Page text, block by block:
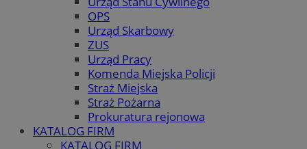
OPS
Urząd Skarbowy
ZUS
Urząd Pracy
Komenda Miejska Policji
Straż Miejska
Straż Pożarna
Prokuratura rejonowa
KATALOG FIRM
KATALOG FIRM